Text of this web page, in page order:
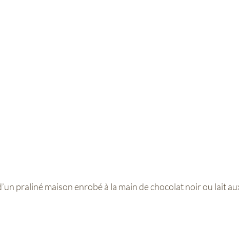
praliné maison enrobé à la main de chocolat noir ou lait